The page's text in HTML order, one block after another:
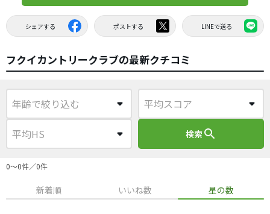
シェアする ポストする LINEで送る
フクイカントリークラブの最新クチコミ
検索search
0〜0件／0件
新着順 いいね数 星の数